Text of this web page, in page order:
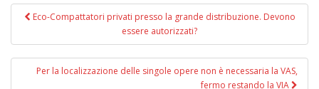
Navigazione post
Eco-Compattatori privati presso la grande distribuzione. Devono
essere autorizzati?
Per la localizzazione delle singole opere non è necessaria la VAS,
fermo restando la VIA